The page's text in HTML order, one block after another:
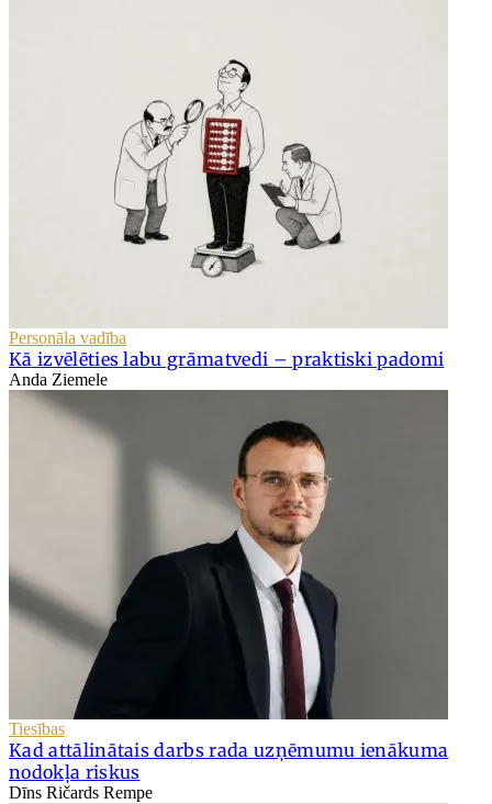
Personāla vadība
Kā izvēlēties labu grāmatvedi – praktiski padomi
Anda Ziemele
Tiesības
Kad attālinātais darbs rada uzņēmumu ienākuma
nodokļa riskus
Dīns Ričards Rempe